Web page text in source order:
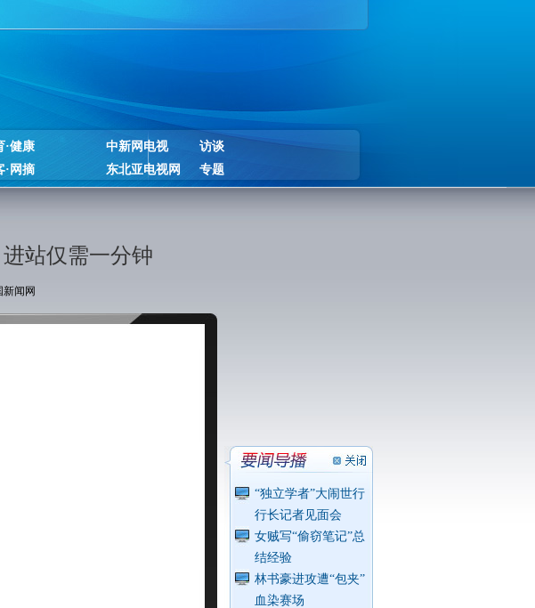
·健康
·网摘
中新网电视
访谈
东北亚电视网
专题
站仅需一分钟
闻网
“独立学者”大闹世行
行长记者见面会
女贼写“偷窃笔记”总
结经验
林书豪进攻遭“包夹”
血染赛场